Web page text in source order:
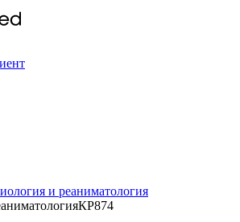
и реаниматология
КР874